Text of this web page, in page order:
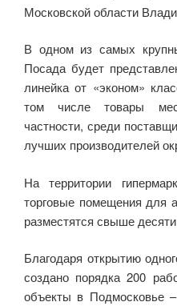
Московской области
В одном из самых
Посада будет
линейка от «эконом»
том числе товары
частности, среди
лучших производителей
На территории
торговые помещения для
разместятся свыше
Благодаря открытию
создано порядка 200
объекты в Подмосковье